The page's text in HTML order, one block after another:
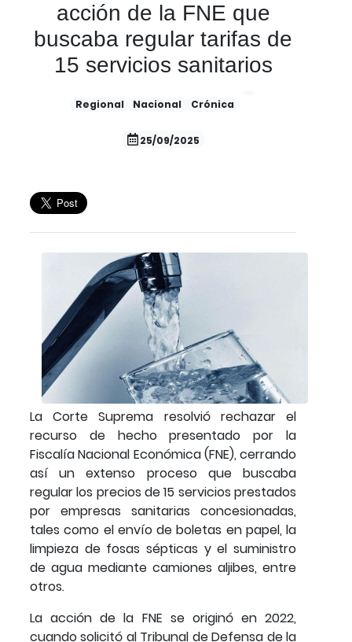
acción de la FNE que
buscaba regular tarifas de
15 servicios sanitarios
Regional Nacional Crónica
25/09/2025
La Corte Suprema resolvió rechazar el
recurso de hecho presentado por la
Fiscalía Nacional Económica (FNE), cerrando
así un extenso proceso que buscaba
regular los precios de 15 servicios prestados
por empresas sanitarias concesionadas,
tales como el envío de boletas en papel, la
limpieza de fosas sépticas y el suministro
de agua mediante camiones aljibes, entre
otros.
La acción de la FNE se originó en 2022,
cuando solicitó al Tribunal de Defensa de la